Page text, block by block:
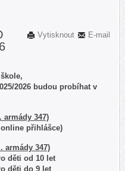
E-mail
Vytisknout
2026 budou probíhat v
armády 347)
přihlášce)
armády 347)
děti od 10 let
děti do 9 let